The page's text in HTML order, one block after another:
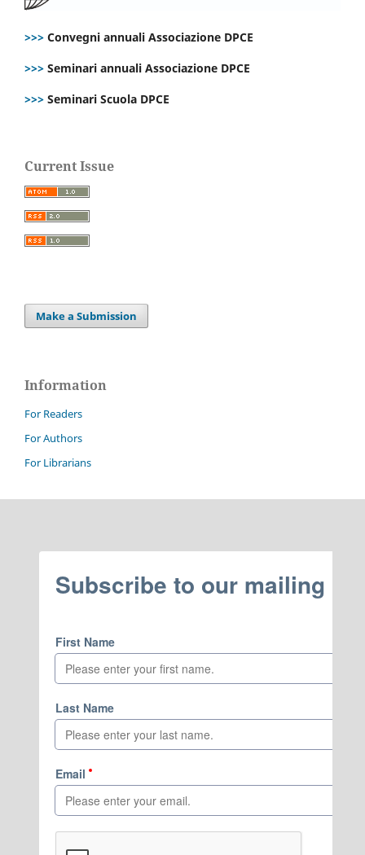
>>> Convegni annuali Associazione DPCE
>>> Seminari annuali Associazione DPCE
>>> Seminari Scuola DPCE
Current Issue
Make a Submission
Information
For Readers
For Authors
For Librarians